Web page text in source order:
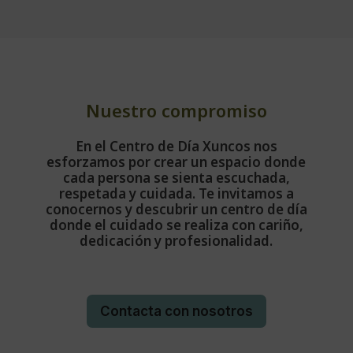
Nuestro compromiso
En el Centro de Día Xuncos nos
esforzamos por crear un espacio donde
cada persona se sienta escuchada,
respetada y cuidada. Te invitamos a
conocernos y descubrir un centro de día
donde el cuidado se realiza con cariño,
dedicación y profesionalidad.
Contacta con nosotros